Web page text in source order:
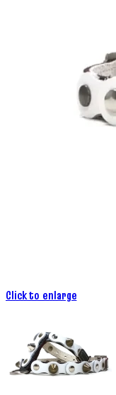
Click to enlarge